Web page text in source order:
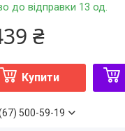
до відправки 13 од.
₴
Купити
500-59-19